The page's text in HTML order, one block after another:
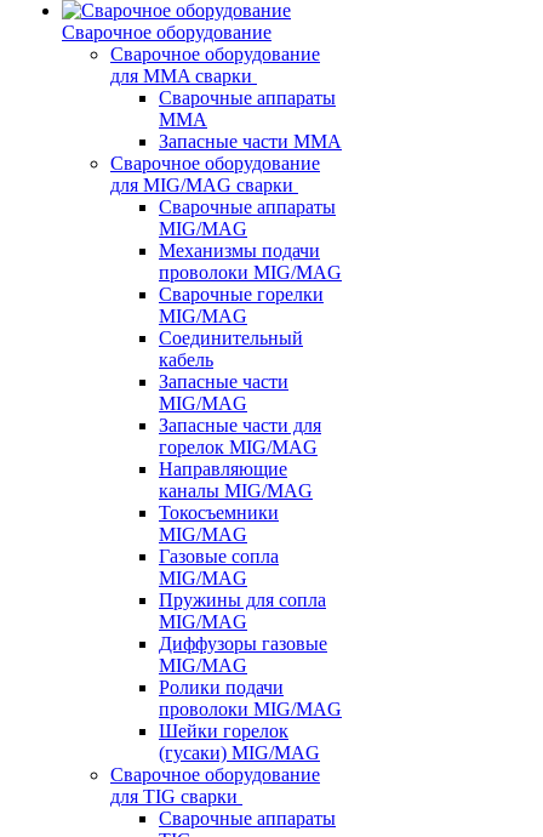
Сварочное оборудование
Сварочное оборудование
для MMA сварки
Сварочные аппараты
MMA
Запасные части MMA
Сварочное оборудование
для MIG/MAG сварки
Сварочные аппараты
MIG/MAG
Механизмы подачи
проволоки MIG/MAG
Сварочные горелки
MIG/MAG
Соединительный
кабель
Запасные части
MIG/MAG
Запасные части для
горелок MIG/MAG
Направляющие
каналы MIG/MAG
Токосъемники
MIG/MAG
Газовые сопла
MIG/MAG
Пружины для сопла
MIG/MAG
Диффузоры газовые
MIG/MAG
Ролики подачи
проволоки MIG/MAG
Шейки горелок
(гусаки) MIG/MAG
Сварочное оборудование
для TIG сварки
Сварочные аппараты